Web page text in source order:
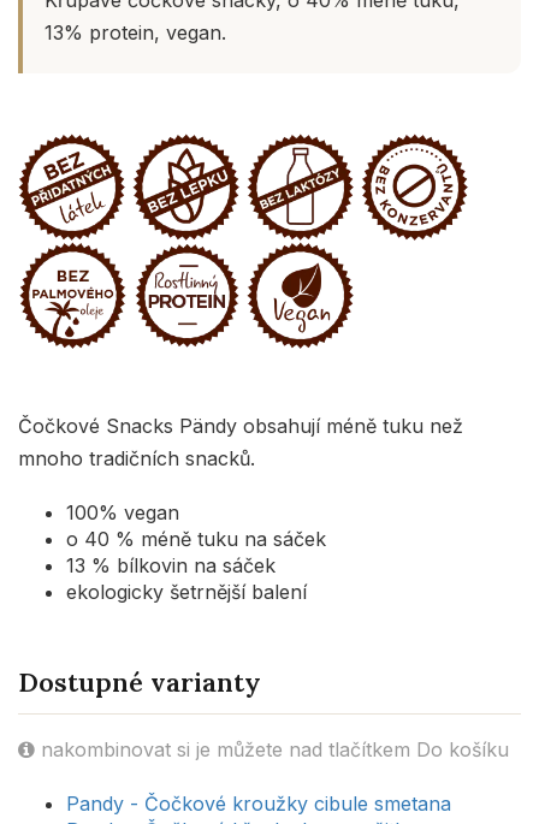
13% protein, vegan.
Čočkové Snacks Pändy obsahují méně tuku než
mnoho tradičních snacků.
100% vegan
o 40 % méně tuku na sáček
13 % bílkovin na sáček
ekologicky šetrnější balení
Dostupné varianty
nakombinovat si je můžete nad tlačítkem Do košíku
Pandy - Čočkové kroužky cibule smetana